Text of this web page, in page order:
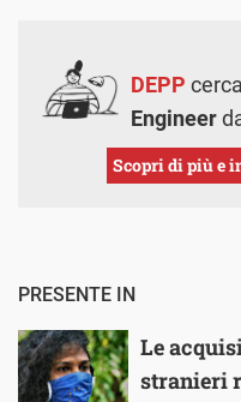
DEPP
Engineer
Scopri di più e
PRESENTE IN
Le
stranieri